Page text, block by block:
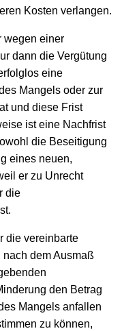
Kosten verlangen.
wegen einer
dann die Vergütung
eine
Mangels oder zur
und diese Frist
ist eine Nachfrist
die Beseitigung
eines neuen,
er zu Unrecht
die
die vereinbarte
dem Ausmaß
den Betrag
Mangels anfallen
zu können,